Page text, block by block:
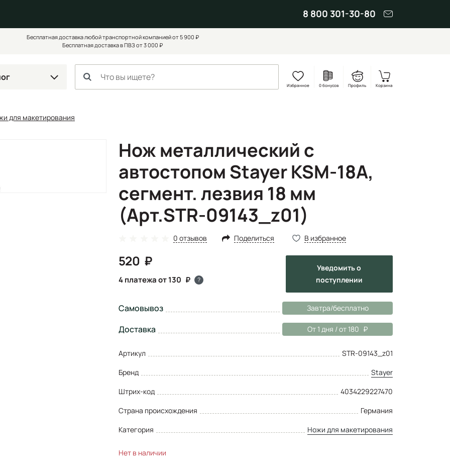
8 800 301-30-80
Бесплатная доставка любой транспортной компанией от 5 900 ₽
Бесплатная доставка в ПВЗ от 3 000 ₽
Избранное 0 бонусов Профиль Корзина
для макетирования
Нож металлический с
автостопом Stayer KSM-18A,
сегмент. лезвия 18 мм
(Арт.STR-09143_z01)
0 отзывов Поделиться В избранное
520
4 платежа от 130 ?
Уведомитьо
поступлении
Самовывоз Завтра/бесплатно
Доставка От 1 дня / от 180
Артикул
STR-09143_z01
Бренд
Stayer
Штрих-код
4034229227470
Страна происхождения
Германия
Категория
Ножи для макетирования
Нет в наличии